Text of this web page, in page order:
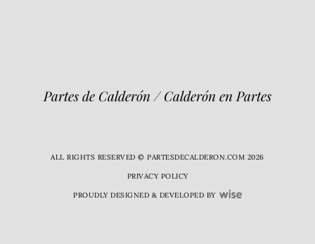
Partes de Calderón / Calderón en Partes
ALL RIGHTS RESERVED © PARTESDECALDERON.COM 2026
PRIVACY POLICY
PROUDLY DESIGNED & DEVELOPED BY